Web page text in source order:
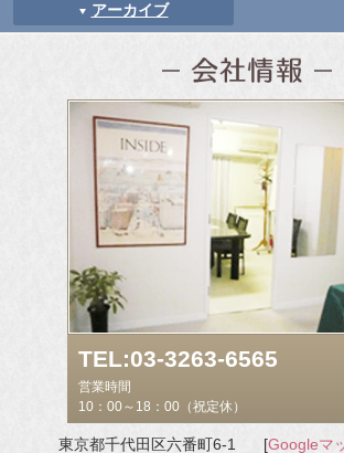
アーカイブ
TEL:03-3263-6565
営業時間
10：00～18：00（祝定休）
東京都千代田区六番町6-1 [Googleマ